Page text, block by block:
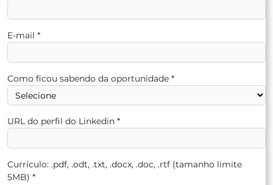
E-mail *
Como ficou sabendo da oportunidade *
URL do perfil do Linkedin *
Currículo: .pdf, .odt, .txt, .docx, .doc, .rtf (tamanho limite
5MB) *